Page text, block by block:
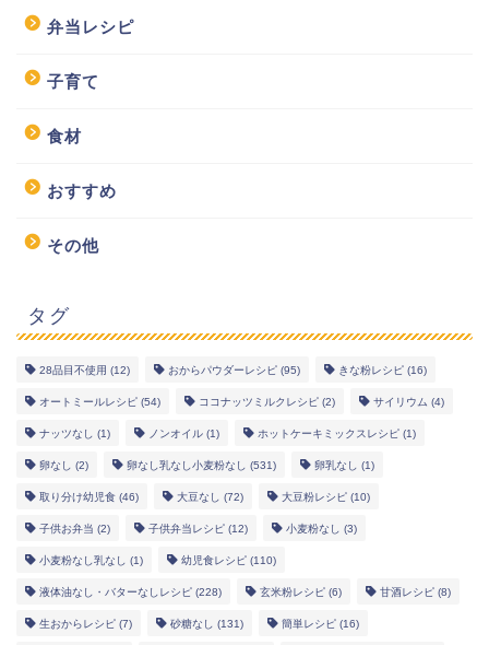
弁当レシピ
子育て
食材
おすすめ
その他
タグ
28品目不使用 (12) おからパウダーレシピ (95) きな粉レシピ (16)
オートミールレシピ (54) ココナッツミルクレシピ (2) サイリウム (4)
ナッツなし (1) ノンオイル (1) ホットケーキミックスレシピ (1)
卵なし (2) 卵なし乳なし小麦粉なし (531) 卵乳なし (1)
取り分け幼児食 (46) 大豆なし (72) 大豆粉レシピ (10)
子供お弁当 (2) 子供弁当レシピ (12) 小麦粉なし (3)
小麦粉なし乳なし (1) 幼児食レシピ (110)
液体油なし・バターなしレシピ (228) 玄米粉レシピ (6) 甘酒レシピ (8)
生おからレシピ (7) 砂糖なし (131) 簡単レシピ (16)
幼児食レシピ
米粉レシピ
ヘルシーレシピ
works